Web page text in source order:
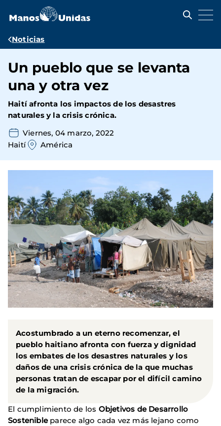
contenido
Ruta
navegación
Noticias
Un pueblo que se levanta
una y otra vez
Haití afronta los impactos de los desastres
naturales y la crisis crónica.
Viernes, 04 marzo, 2022
Haití
América
Acostumbrado a un eterno recomenzar, el
pueblo haitiano afronta con fuerza y dignidad
los embates de los desastres naturales y los
daños de una crisis crónica de la que muchas
personas tratan de escapar por el difícil camino
de la migración.
El cumplimiento de los Objetivos de Desarrollo
Sostenibleparece algo cada vez más lejano como